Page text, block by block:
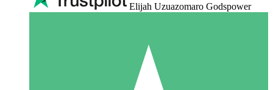
Elijah Uzuazomaro Godspower